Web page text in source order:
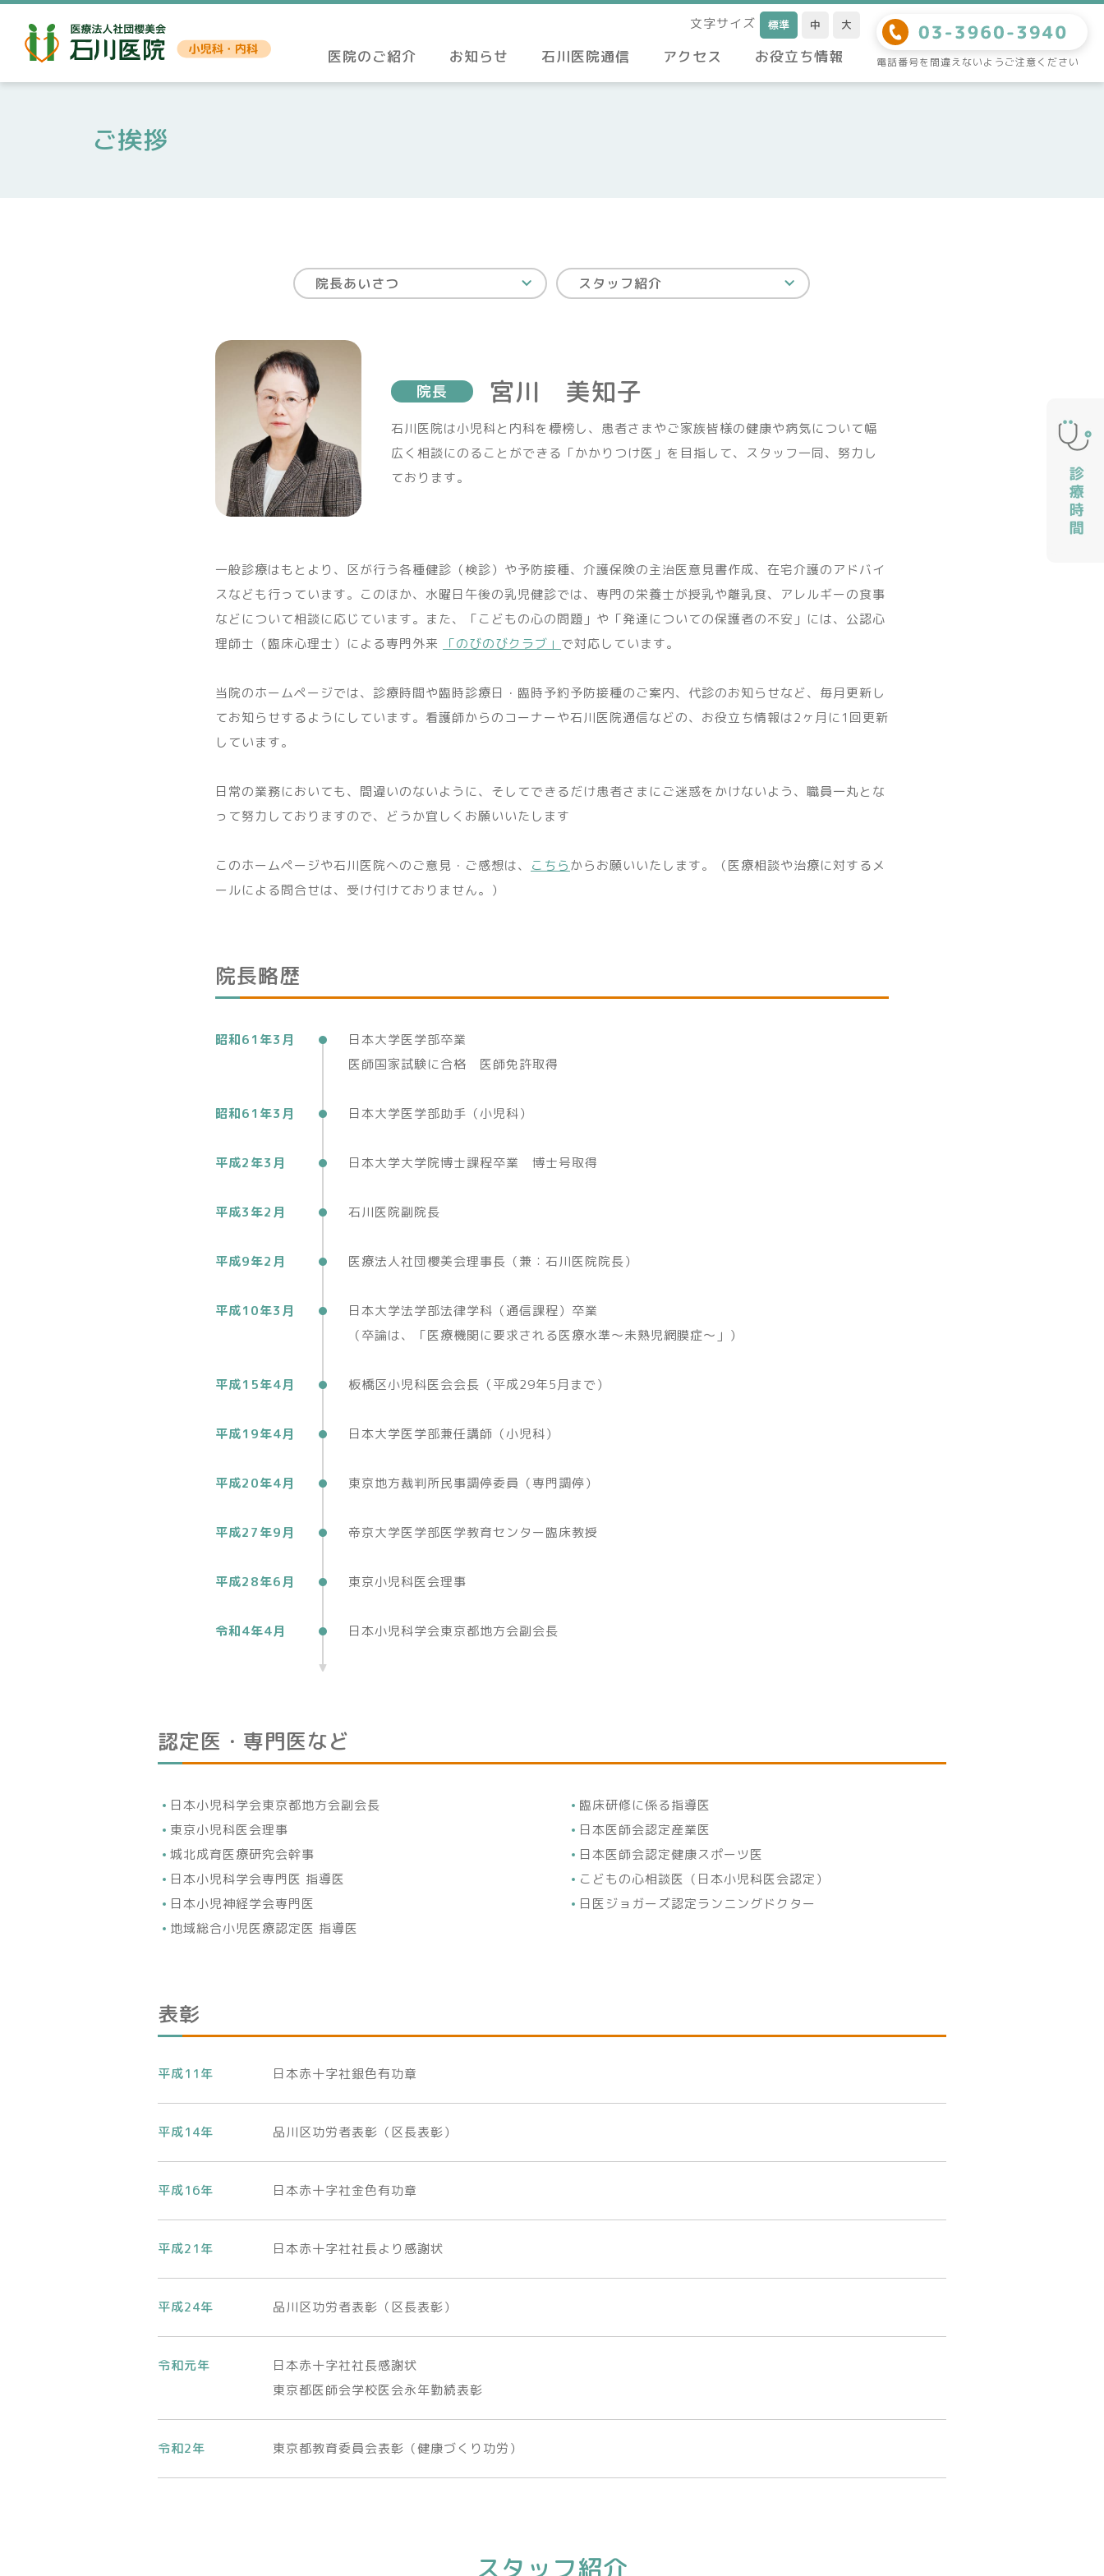
文字サイズ 標準 中 大
医院のご紹介 お知らせ 石川医院通信 アクセス お役立ち情報 電話番号を間違えないようご注意ください
ご挨拶
院長あいさつ スタッフ紹介
院長 宮川 美知子
石川医院は小児科と内科を標榜し、患者さまやご家族皆様の健康や病気について幅
広く相談にのることができる「かかりつけ医」を目指して、スタッフ一同、努力し
ております。
一般診療はもとより、区が行う各種健診（検診）や予防接種、介護保険の主治医意見書作成、在宅介護のアドバイ
スなども行っています。このほか、水曜日午後の乳児健診では、専門の栄養士が授乳や離乳食、アレルギーの食事
などについて相談に応じています。また、「こどもの心の問題」や「発達についての保護者の不安」には、公認心
理師士（臨床心理士）による専門外来
「のびのびクラブ」 で対応しています。
当院のホームページでは、診療時間や臨時診療日・臨時予約予防接種のご案内、代診のお知らせなど、毎月更新し
てお知らせするようにしています。看護師からのコーナーや石川医院通信などの、お役立ち情報は2ヶ月に1回更新
しています。
日常の業務においても、間違いのないように、そしてできるだけ患者さまにご迷惑をかけないよう、職員一丸とな
って努力しておりますので、どうか宜しくお願いいたします
このホームページや石川医院へのご意見・ご感想は、 こちらからお願いいたします。（医療相談や治療に対するメ
ールによる問合せは、受け付けておりません。）
院長略歴
昭和61年3月
日本大学医学部卒業
医師国家試験に合格 医師免許取得
昭和61年3月 日本大学医学部助手（小児科）
平成2年3月 日本大学大学院博士課程卒業 博士号取得
平成3年2月 石川医院副院長
平成9年2月 医療法人社団櫻美会理事長（兼：石川医院院長）
平成10年3月
日本大学法学部法律学科（通信課程）卒業
（卒論は、「医療機関に要求される医療水準～未熟児網膜症～」）
平成15年4月 板橋区小児科医会会長（平成29年5月まで）
平成19年4月 日本大学医学部兼任講師（小児科）
平成20年4月 東京地方裁判所民事調停委員（専門調停）
平成27年9月 帝京大学医学部医学教育センター臨床教授
平成28年6月 東京小児科医会理事
令和4年4月 日本小児科学会東京都地方会副会長
認定医・専門医など
日本小児科学会東京都地方会副会長
東京小児科医会理事
城北成育医療研究会幹事
日本小児科学会専門医 指導医
日本小児神経学会専門医
地域総合小児医療認定医 指導医
臨床研修に係る指導医
日本医師会認定産業医
日本医師会認定健康スポーツ医
こどもの心相談医（日本小児科医会認定）
日医ジョガーズ認定ランニングドクター
表彰
平成11年 日本赤十字社銀色有功章
平成14年 品川区功労者表彰（区長表彰）
平成16年 日本赤十字社金色有功章
平成21年 日本赤十字社社長より感謝状
平成24年 品川区功労者表彰（区長表彰）
令和元年
日本赤十字社社長感謝状
東京都医師会学校医会永年勤続表彰
令和2年 東京都教育委員会表彰（健康づくり功労）
スタッフ紹介